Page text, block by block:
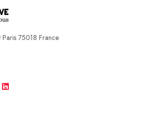
75018 France